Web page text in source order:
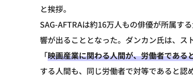
と挨拶。
SAG-AFTRAは約16万人もの俳優が所属す
響が出ることとなった。ダンカン氏は、ス
「映画産業に関わる人間が、労働者である
する人間も、同じ労働者で対等であると認